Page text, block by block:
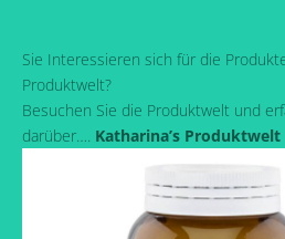
Sie Interessieren sich für die
Produktwelt?
Besuchen Sie die Produktwelt und
darüber…. Katharina’s Produktwelt